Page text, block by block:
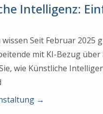
Intelligenz:
wissen Seit Februar
mit KI-Bezug
wie Künstliche
→